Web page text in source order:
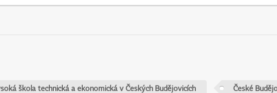
škola technická a ekonomická v Českých Budějovicích České